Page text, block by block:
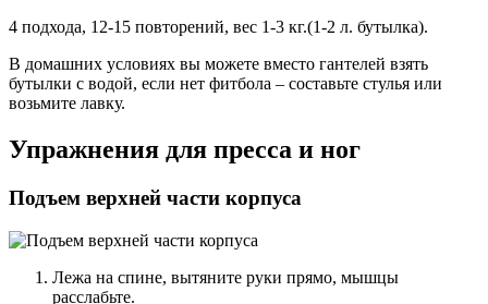
4 подхода, 12-15 повторений, вес 1-3 кг.(1-2 л. бутылка).
В домашних условиях вы можете вместо гантелей взять
бутылки с водой, если нет фитбола – составьте стулья или
возьмите лавку.
Упражнения для пресса и ног
Подъем верхней части корпуса
Лежа на спине, вытяните руки прямо, мышцы
расслабьте.